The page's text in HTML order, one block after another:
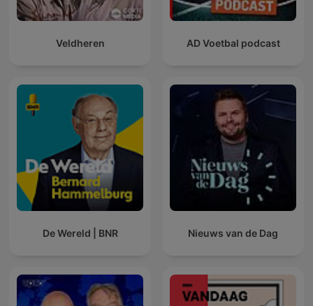
Veldheren AD Voetbal podcast
De Wereld | BNR Nieuws van de Dag